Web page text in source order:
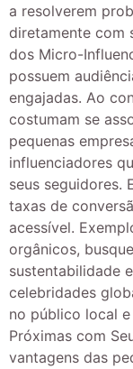
a resolverem
diretamente com
dos Micro-
possuem
engajadas. Ao
costumam se
pequenas
influenciadores
seus seguidores.
taxas de
acessível.
orgânicos,
sustentabilidade
celebridades
no público local
Próximas com
vantagens das